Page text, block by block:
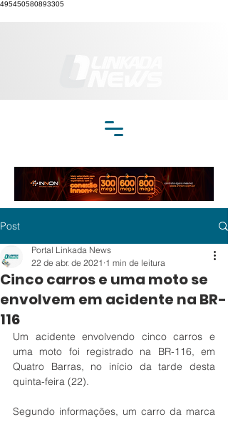
495450580893305
Post
Cinco carros e uma moto se
envolvem em acidente na BR-
116
Portal Linkada News
22 de abr. de 2021 1 min de leitura
Um acidente envolvendo cinco carros e
uma moto foi registrado na BR-116, em
Quatro Barras, no início da tarde desta
quinta-feira (22).
Segundo informações, um carro da marca